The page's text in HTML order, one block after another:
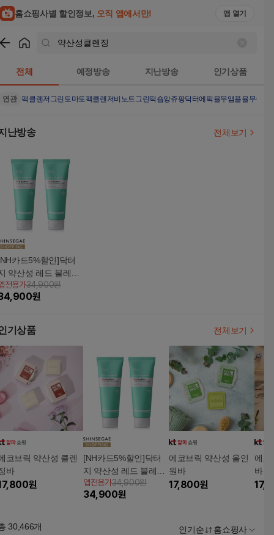
홈쇼핑사별 할인정보, 오직 앱에서만! 앱 열기
전체 예정방송 지난방송 인기상품
연관 팩클렌저 그린토마토팩클렌저비노트그린떡숍앙쥬팡닥터에픽율무앰플율무클렌
난방송 전체보기
카드5%할인]닥터
약산성 레드 블레미
클리어 수딩 폼 150
1+1
전용가34,900원
원
기상품 전체보기
코브릭 약산성 클렌
바
원
[NH카드5%할인]닥터
지 약산성 레드 블레미
쉬 클리어 수딩 폼 150
ml 1+1
앱전용가34,900원
34,900원
에코브릭 약산성 올인
원바
17,800원
에코
바 _
30,466개 인기순 홈쇼핑사